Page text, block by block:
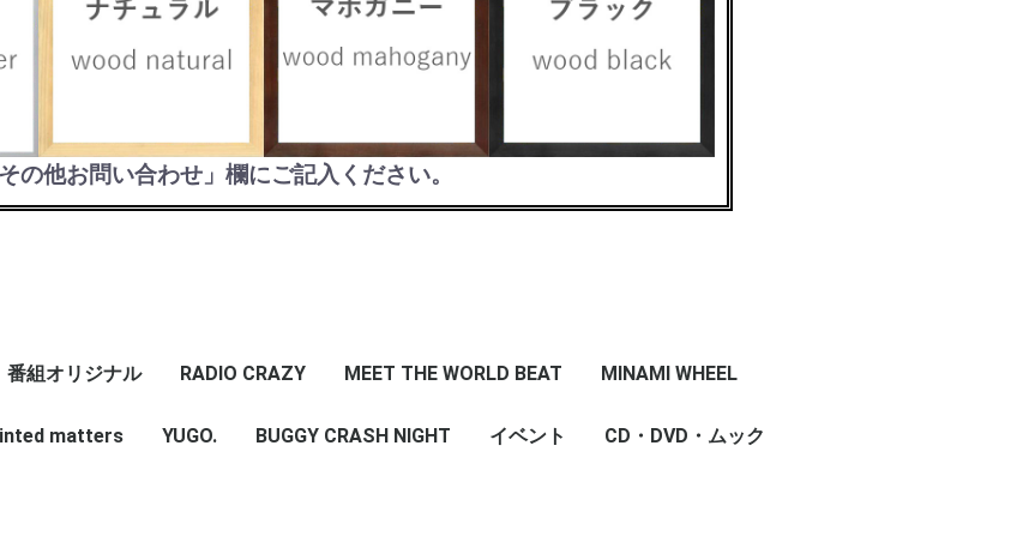
お買い物を続ける カートへ進む
他お問い合わせ」欄にご記入ください。
番組オリジナル
_
RADIO∞INFINITY
ROCK ON
BUGGY CRASH
RADIO CRAZY MEET THE WORLD BEAT MINAMI WHEEL
matters YUGO. BUGGY CRASH NIGHT イベント CD・DVD・ムック